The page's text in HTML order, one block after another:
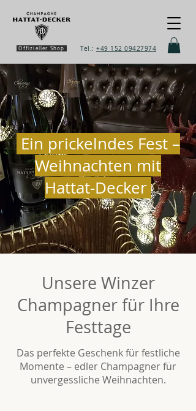
Tel.: +49 152 09427974
Offizieller Shop
Ein prickelndes Fest –
Weihnachten mit
Hattat-Decker
Unsere Winzer
Champagner für Ihre
Festtage
Das perfekte Geschenk für festliche
Momente – edler Champagner für
unvergessliche Weihnachten.